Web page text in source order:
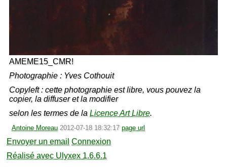
AMEME15_CMR!
Photographie : Yves Cothouit
Copyleft : cette photographie est libre, vous pouvez la
copier, la diffuser et la modifier
selon les termes de laLicence Art Libre.
Antoine Moreau 2012-07-18 18:32:17 page url
Envoyer un email Connexion
Réalisé avec Ulyxex 1.6.6.1